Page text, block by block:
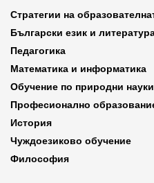
Стратегии на
Български език и
Педагогика
Математика и информатика
Обучение по природни
Професионално
История
Чуждоезиково обучение
Философия